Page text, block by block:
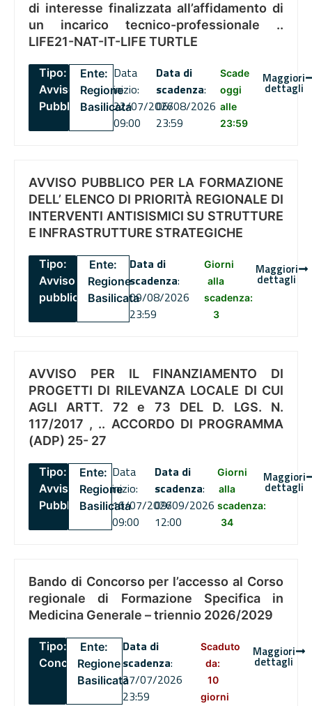
di interesse finalizzata all’affidamento di
un incarico tecnico-professionale ..
LIFE21-NAT-IT-LIFE TURTLE
Tipo:
Avviso
Pubblico
Ente:
Regione
Basilicata
Data
inizio:
22/07/2026
09:00
Data di
scadenza:
06/08/2026
23:59
Scade
oggi
alle
23:59
Maggiori
dettagli
AVVISO PUBBLICO PER LA FORMAZIONE
DELL’ ELENCO DI PRIORITÀ REGIONALE DI
INTERVENTI ANTISISMICI SU STRUTTURE
E INFRASTRUTTURE STRATEGICHE
Tipo:
Avviso
pubblico
Ente:
Regione
Basilicata
Data di
scadenza:
09/08/2026
23:59
Giorni
alla
scadenza:
3
Maggiori
dettagli
AVVISO PER IL FINANZIAMENTO DI
PROGETTI DI RILEVANZA LOCALE DI CUI
AGLI ARTT. 72 e 73 DEL D. LGS. N.
117/2017 , .. ACCORDO DI PROGRAMMA
(ADP) 25- 27
Tipo:
Avviso
Pubblico
Ente:
Regione
Basilicata
Data
inizio:
16/07/2026
09:00
Data di
scadenza:
09/09/2026
12:00
Giorni
alla
scadenza:
34
Maggiori
dettagli
Bando di Concorso per l’accesso al Corso
regionale di Formazione Specifica in
Medicina Generale – triennio 2026/2029
Tipo:
Concorsi
Ente:
Regione
Basilicata
Data di
scadenza:
27/07/2026
23:59
Scaduto
da:
10
giorni
Maggiori
dettagli